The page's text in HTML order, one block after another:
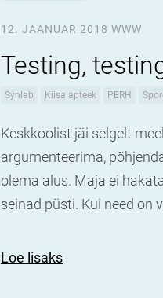
12. JAANUAR 2018 WWW
Testing,
Synlab Kiisa apteek PERH
Keskkoolist jäi selgelt
argumenteerima,
olema alus. Maja ei
seinad püsti. Kui need on
Loe lisaks